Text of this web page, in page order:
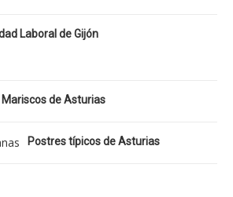
Laboral de Gijón
Mariscos de Asturias
Postres típicos de Asturias